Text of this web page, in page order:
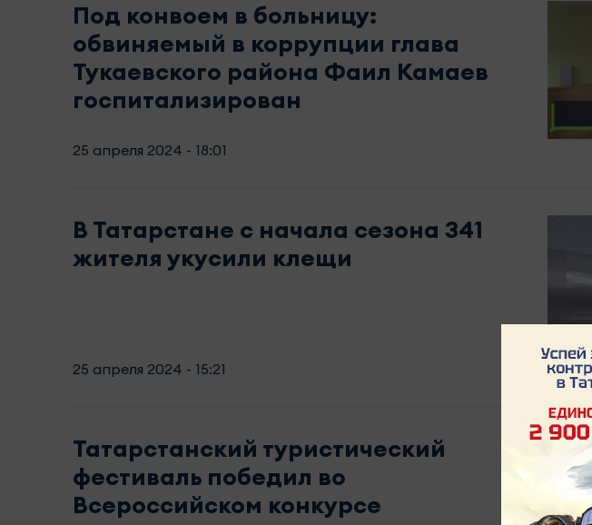
Под конвоем в больницу:
обвиняемый в коррупции глава
Тукаевского района Фаил Камаев
госпитализирован
25 апреля 2024 - 18:01
В Татарстане с начала сезона 341
жителя укусили клещи
25 апреля 2024 - 15:21
Татарстанский туристический
фестиваль победил во
Всероссийском конкурсе